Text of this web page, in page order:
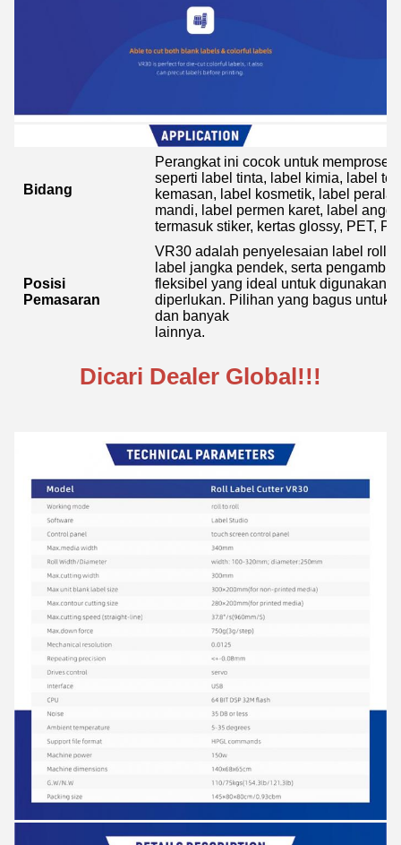
Bidang
Perangkat ini cocok untuk
seperti label tinta, label kimia, label
kemasan, label kosmetik, label
mandi, label permen karet, label
termasuk stiker, kertas glossy, PET,
Posisi
Pemasaran
VR30 adalah penyelesaian label roll
label jangka pendek, serta
fleksibel yang ideal untuk digunakan
diperlukan. Pilihan yang bagus untuk
dan banyak
lainnya.
Dicari Dealer Global!!!